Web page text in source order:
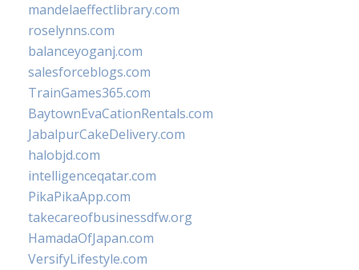
mandelaeffectlibrary.com
roselynns.com
balanceyoganj.com
salesforceblogs.com
TrainGames365.com
BaytownEvaCationRentals.com
JabalpurCakeDelivery.com
halobjd.com
intelligenceqatar.com
PikaPikaApp.com
takecareofbusinessdfw.org
HamadaOfJapan.com
VersifyLifestyle.com